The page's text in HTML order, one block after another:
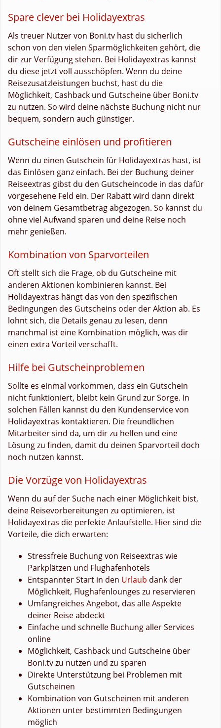
Spare clever bei Holidayextras
Als treuer Nutzer von Boni.tv hast du sicherlich
schon von den vielen Sparmöglichkeiten gehört, die
dir zur Verfügung stehen. Bei Holidayextras kannst
du diese jetzt voll ausschöpfen. Wenn du deine
Reisezusatzleistungen buchst, hast du die
Möglichkeit, Cashback und Gutscheine über Boni.tv
zu nutzen. So wird deine nächste Buchung nicht nur
bequem, sondern auch günstiger.
Gutscheine einlösen und profitieren
Wenn du einen Gutschein für Holidayextras hast, ist
das Einlösen ganz einfach. Bei der Buchung deiner
Reiseextras gibst du den Gutscheincode in das dafür
vorgesehene Feld ein. Der Rabatt wird dann direkt
von deinem Gesamtbetrag abgezogen. So kannst du
ohne viel Aufwand sparen und deine Reise noch
mehr genießen.
Kombination von Sparvorteilen
Oft stellt sich die Frage, ob du Gutscheine mit
anderen Aktionen kombinieren kannst. Bei
Holidayextras hängt das von den spezifischen
Bedingungen des Gutscheins oder der Aktion ab. Es
lohnt sich, die Details genau zu lesen, denn
manchmal ist eine Kombination möglich, was dir
einen extra Vorteil verschafft.
Hilfe bei Gutscheinproblemen
Sollte es einmal vorkommen, dass ein Gutschein
nicht funktioniert, bleibt kein Grund zur Sorge. In
solchen Fällen kannst du den Kundenservice von
Holidayextras kontaktieren. Die freundlichen
Mitarbeiter sind da, um dir zu helfen und eine
Lösung zu finden, damit du deinen Sparvorteil doch
noch nutzen kannst.
Die Vorzüge von Holidayextras
Wenn du auf der Suche nach einer Möglichkeit bist,
deine Reisevorbereitungen zu optimieren, ist
Holidayextras die perfekte Anlaufstelle. Hier sind die
Vorteile, die dich erwarten:
Stressfreie Buchung von Reiseextras wie
Parkplätzen und Flughafenhotels
Entspannter Start in den Urlaub dank der
Möglichkeit, Flughafenlounges zu reservieren
Umfangreiches Angebot, das alle Aspekte
deiner Reise abdeckt
Einfache und schnelle Buchung aller Services
online
Möglichkeit, Cashback und Gutscheine über
Boni.tv zu nutzen und zu sparen
Direkte Unterstützung bei Problemen mit
Gutscheinen
Kombination von Gutscheinen mit anderen
Aktionen unter bestimmten Bedingungen
möglich